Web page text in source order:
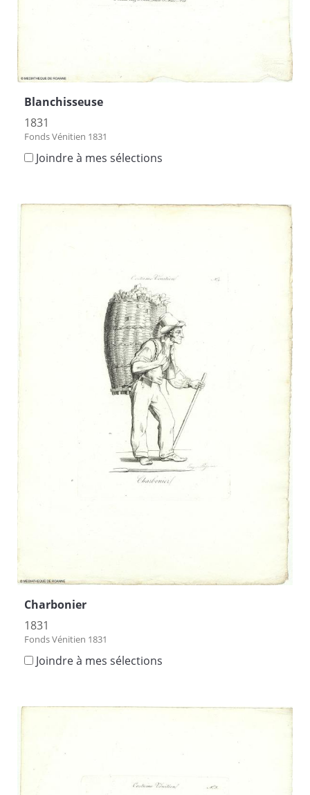
Blanchisseuse
1831
Fonds Vénitien 1831
Joindre à mes sélections
Charbonier
1831
Fonds Vénitien 1831
Joindre à mes sélections